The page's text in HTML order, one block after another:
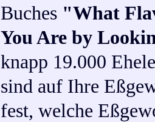
Buches "What
You Are by
knapp 19.000
sind auf Ihre
fest, welche